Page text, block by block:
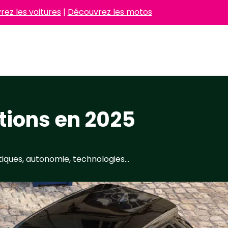
les voitures| Découvrez les motos
en 2025
autonomie, technologies...